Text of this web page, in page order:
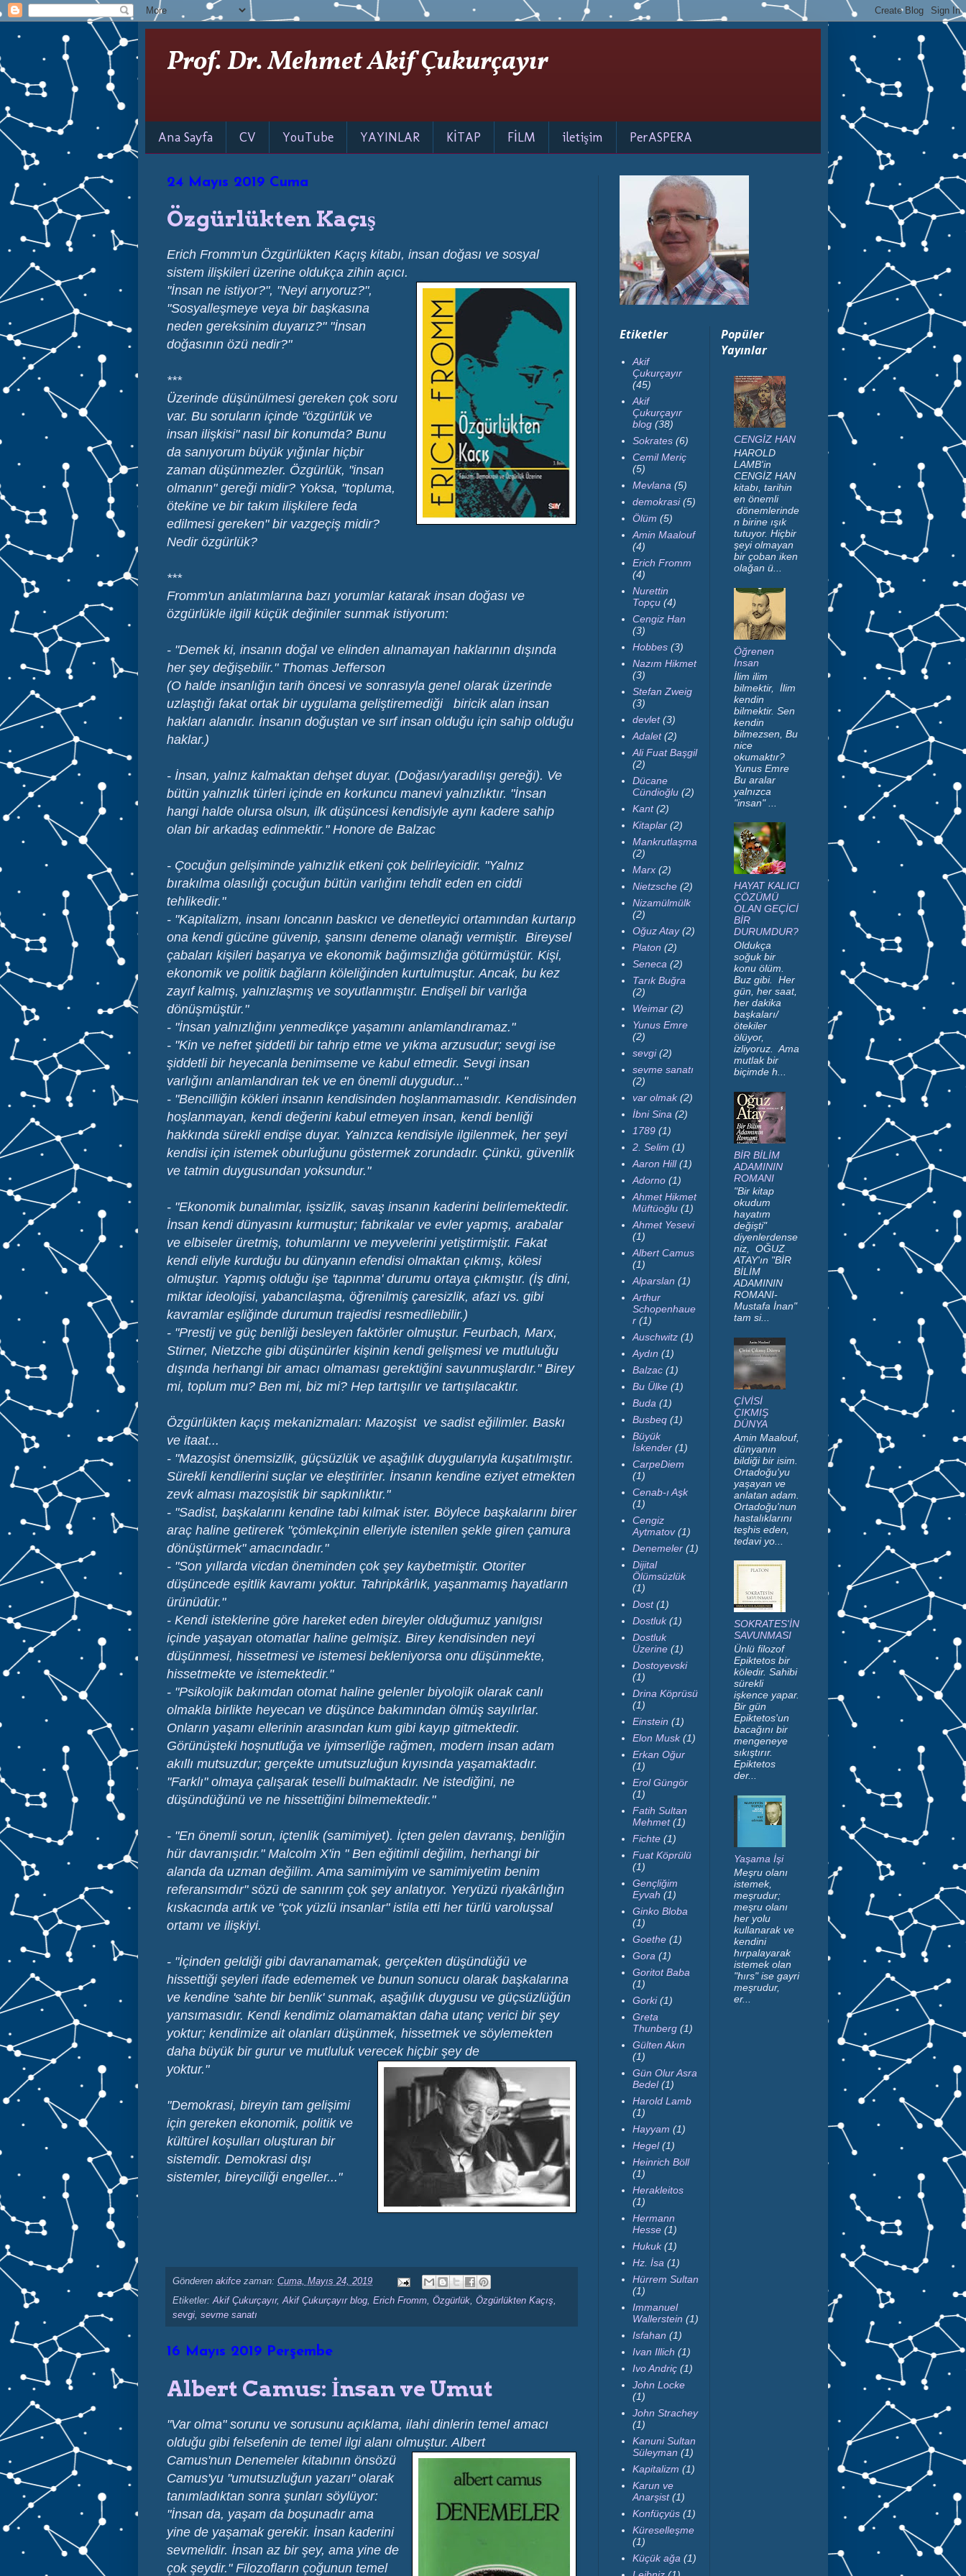
Prof. Dr. Mehmet Akif Çukurçayır
Ana Sayfa CV YouTube YAYINLAR KİTAP FİLM iletişim PerASPERA
24 Mayıs 2019 Cuma
Özgürlükten Kaçış
Erich Fromm'un Özgürlükten Kaçış kitabı, insan doğası ve sosyal
sistem ilişkileri üzerine oldukça zihin açıcı.
"İnsan ne istiyor?", "Neyi arıyoruz?",
"Sosyalleşmeye veya bir başkasına
neden gereksinim duyarız?" "İnsan
doğasının özü nedir?"
***
Üzerinde düşünülmesi gereken çok soru
var. Bu soruların içinde "özgürlük ve
insan ilişkisi" nasıl bir konumda? Bunu
da sanıyorum büyük yığınlar hiçbir
zaman düşünmezler. Özgürlük, "insan
olmanın" gereği midir? Yoksa, "topluma,
ötekine ve bir takım ilişkilere feda
edilmesi gereken" bir vazgeçiş midir?
Nedir özgürlük?
***
Fromm'un anlatımlarına bazı yorumlar katarak insan doğası ve
özgürlükle ilgili küçük değiniler sunmak istiyorum:
- "Demek ki, insanın doğal ve elinden alınamayan haklarının dışında
her şey değişebilir." Thomas Jefferson
(O halde insanlığın tarih öncesi ve sonrasıyla genel olarak üzerinde
uzlaştığı fakat ortak bir uygulama geliştiremediği biricik alan insan
hakları alanıdır. İnsanın doğuştan ve sırf insan olduğu için sahip olduğu
haklar.)
- İnsan, yalnız kalmaktan dehşet duyar. (Doğası/yaradılışı gereği). Ve
bütün yalnızlık türleri içinde en korkuncu manevi yalnızlıktır. "İnsan
hangi halde olursa olsun, ilk düşüncesi kendisiyle aynı kadere sahip
olan bir arkadaş edinmektir." Honore de Balzac
- Çocuğun gelişiminde yalnızlık etkeni çok belirleyicidir. "Yalnız
bırakılma olasılığı çocuğun bütün varlığını tehdit eden en ciddi
tehlikedir."
- "Kapitalizm, insanı loncanın baskıcı ve denetleyici ortamından kurtarıp
ona kendi gücüne güvenip, şansını deneme olanağı vermiştir. Bireysel
çabaları kişileri başarıya ve ekonomik bağımsızlığa götürmüştür. Kişi,
ekonomik ve politik bağların köleliğinden kurtulmuştur. Ancak, bu kez
zayıf kalmış, yalnızlaşmış ve soyutlanmıştır. Endişeli bir varlığa
dönüşmüştür."
- "İnsan yalnızlığını yenmedikçe yaşamını anlamlandıramaz."
- "Kin ve nefret şiddetli bir tahrip etme ve yıkma arzusudur; sevgi ise
şiddetli bir heyecanla benimseme ve kabul etmedir. Sevgi insan
varlığını anlamlandıran tek ve en önemli duygudur..."
- "Bencilliğin kökleri insanın kendisinden hoşlanmamasıdır. Kendisinden
hoşlanmayan, kendi değerini kabul etmeyen insan, kendi benliği
hakkında sürekli endişe duyar. Yalnızca kendisiyle ilgilenmek, her şeyi
kendisi için istemek oburluğunu göstermek zorundadır. Çünkü, güvenlik
ve tatmin duygusundan yoksundur."
- "Ekonomik bunalımlar, işsizlik, savaş insanın kaderini belirlemektedir.
İnsan kendi dünyasını kurmuştur; fabrikalar ve evler yapmış, arabalar
ve elbiseler üretmiş, tohumlarını ve meyvelerini yetiştirmiştir. Fakat
kendi eliyle kurduğu bu dünyanın efendisi olmaktan çıkmış, kölesi
olmuştur. Yapmış olduğu işe 'tapınma' durumu ortaya çıkmıştır. (İş dini,
miktar ideolojisi, yabancılaşma, öğrenilmiş çaresizlik, afazi vs. gibi
kavramlar eşliğinde durumun trajedisi resmedilebilir.)
- "Prestij ve güç benliği besleyen faktörler olmuştur. Feurbach, Marx,
Stirner, Nietzche gibi düşünürler kişinin kendi gelişmesi ve mutluluğu
dışında herhangi bir amacı olmaması gerektiğini savunmuşlardır." Birey
mi, toplum mu? Ben mi, biz mi? Hep tartışılır ve tartışılacaktır.
Özgürlükten kaçış mekanizmaları: Mazoşist ve sadist eğilimler. Baskı
ve itaat...
- "Mazoşist önemsizlik, güçsüzlük ve aşağılık duygularıyla kuşatılmıştır.
Sürekli kendilerini suçlar ve eleştirirler. İnsanın kendine eziyet etmekten
zevk alması mazoşistik bir sapkınlıktır."
- "Sadist, başkalarını kendine tabi kılmak ister. Böylece başkalarını birer
araç haline getirerek "çömlekçinin elleriyle istenilen şekle giren çamura
dönüştürmek" amacındadır."
- "Son yıllarda vicdan öneminden çok şey kaybetmiştir. Otoriter
düşüncede eşitlik kavramı yoktur. Tahripkârlık, yaşanmamış hayatların
ürünüdür."
- Kendi isteklerine göre hareket eden bireyler olduğumuz yanılgısı
içinde yaşayan otomatlar haline gelmişiz. Birey kendisinden neyi
düşünmesi, hissetmesi ve istemesi bekleniyorsa onu düşünmekte,
hissetmekte ve istemektedir."
- "Psikolojik bakımdan otomat haline gelenler biyolojik olarak canlı
olmakla birlikte heyecan ve düşünce bakımından ölmüş sayılırlar.
Onların yaşamı ellerinin arasından kum gibi kayıp gitmektedir.
Görünüşteki hoşnutluğa ve iyimserliğe rağmen, modern insan adam
akıllı mutsuzdur; gerçekte umutsuzluğun kıyısında yaşamaktadır.
"Farklı" olmaya çalışarak teselli bulmaktadır. Ne istediğini, ne
düşündüğünü ve ne hissettiğini bilmemektedir."
- "En önemli sorun, içtenlik (samimiyet). İçten gelen davranış, benliğin
hür davranışıdır." Malcolm X'in " Ben eğitimli değilim, herhangi bir
alanda da uzman değilim. Ama samimiyim ve samimiyetim benim
referansımdır" sözü de sanırım çok şey anlatıyor. Yeryüzü riyakârlığın
kıskacında artık ve "çok yüzlü insanlar" istila etti her türlü varoluşsal
ortamı ve ilişkiyi.
- "İçinden geldiği gibi davranamamak, gerçekten düşündüğü ve
hissettiği şeyleri ifade edememek ve bunun sonucu olarak başkalarına
ve kendine 'sahte bir benlik' sunmak, aşağılık duygusu ve güçsüzlüğün
yansımasıdır. Kendi kendimiz olamamaktan daha utanç verici bir şey
yoktur; kendimize ait olanları düşünmek, hissetmek ve söylemekten
daha büyük bir gurur ve mutluluk verecek hiçbir şey de
yoktur."
"Demokrasi, bireyin tam gelişimi
için gereken ekonomik, politik ve
kültürel koşulları oluşturan bir
sistemdir. Demokrasi dışı
sistemler, bireyciliği engeller..."
Gönderen akifce zaman: Cuma, Mayıs 24, 2019
Etiketler:Akif Çukurçayır,Akif Çukurçayır blog, Erich Fromm, Özgürlük, Özgürlükten Kaçış,
sevgi, sevme sanatı
16 Mayıs 2019 Perşembe
Albert Camus: İnsan ve Umut
"Var olma" sorunu ve sorusunu açıklama, ilahi dinlerin temel amacı
olduğu gibi felsefenin de temel ilgi alanı olmuştur. Albert
Camus'nun Denemeler kitabının önsözü
Camus'yu "umutsuzluğun yazarı" olarak
tanımladıktan sonra şunları söylüyor:
"İnsan da, yaşam da boşunadır ama
yine de yaşamak gerekir. İnsan kaderini
sevmelidir. İnsan az bir şey, ama yine de
çok şeydir." Filozofların çoğunun temel
Etiketler
Akif
Çukurçayır
(45)
Akif
Çukurçayır
blog (38)
Sokrates (6)
Cemil Meriç
(5)
Mevlana (5)
demokrasi (5)
Ölüm (5)
Amin Maalouf
(4)
Erich Fromm
(4)
Nurettin
Topçu (4)
Cengiz Han
(3)
Hobbes (3)
Nazım Hikmet
(3)
Stefan Zweig
(3)
devlet (3)
Adalet (2)
Ali Fuat Başgil
(2)
Dücane
Cündioğlu (2)
Kant (2)
Kitaplar (2)
Mankrutlaşma
(2)
Marx (2)
Nietzsche (2)
Nizamülmülk
(2)
Oğuz Atay (2)
Platon (2)
Seneca (2)
Tarık Buğra
(2)
Weimar (2)
Yunus Emre
(2)
sevgi (2)
sevme sanatı
(2)
var olmak (2)
İbni Sina (2)
1789 (1)
2. Selim (1)
Aaron Hill (1)
Adorno (1)
Ahmet Hikmet
Müftüoğlu (1)
Ahmet Yesevi
(1)
Albert Camus
(1)
Alparslan (1)
Arthur
Schopenhaue
r (1)
Auschwitz (1)
Aydın (1)
Balzac (1)
Bu Ülke (1)
Buda (1)
Busbeq (1)
Büyük
İskender (1)
CarpeDiem
(1)
Cenab-ı Aşk
(1)
Cengiz
Aytmatov (1)
Denemeler (1)
Dijital
Ölümsüzlük
(1)
Dost (1)
Dostluk (1)
Dostluk
Üzerine (1)
Dostoyevski
(1)
Drina Köprüsü
(1)
Einstein (1)
Elon Musk (1)
Erkan Oğur
(1)
Erol Güngör
(1)
Fatih Sultan
Mehmet (1)
Fichte (1)
Fuat Köprülü
(1)
Gençliğim
Eyvah (1)
Ginko Bloba
(1)
Goethe (1)
Gora (1)
Goritot Baba
(1)
Gorki (1)
Greta
Thunberg (1)
Gülten Akın
(1)
Gün Olur Asra
Bedel (1)
Harold Lamb
(1)
Hayyam (1)
Hegel (1)
Heinrich Böll
(1)
Herakleitos
(1)
Hermann
Hesse (1)
Hukuk (1)
Hz. İsa (1)
Hürrem Sultan
(1)
Immanuel
Wallerstein (1)
Isfahan (1)
Ivan Illich (1)
Ivo Andriç (1)
John Locke
(1)
John Strachey
(1)
Kanuni Sultan
Süleyman (1)
Kapitalizm (1)
Karun ve
Anarşist (1)
Konfüçyüs (1)
Küreselleşme
(1)
Küçük ağa (1)
Popüler
Yayınlar
CENGİZ HAN
HAROLD
LAMB'in
CENGİZ HAN
kitabı, tarihin
en önemli
dönemlerinde
n birine ışık
tutuyor. Hiçbir
şeyi olmayan
bir çoban iken
olağan ü...
Öğrenen
İnsan
İlim ilim
bilmektir, İlim
kendin
bilmektir. Sen
kendin
bilmezsen, Bu
nice
okumaktır?
Yunus Emre
Bu aralar
yalnızca
"insan" ...
HAYAT KALICI
ÇÖZÜMÜ
OLAN GEÇİCİ
BİR
DURUMDUR?
Oldukça
soğuk bir
konu ölüm.
Buz gibi. Her
gün, her saat,
her dakika
başkaları/
ötekiler
ölüyor,
izliyoruz. Ama
mutlak bir
biçimde h...
BİR BİLİM
ADAMININ
ROMANI
"Bir kitap
okudum
hayatım
değişti"
diyenlerdense
niz, OĞUZ
ATAY'ın "BİR
BİLİM
ADAMININ
ROMANI-
Mustafa İnan"
tam si...
ÇİVİSİ
ÇIKMIŞ
DÜNYA
Amin Maalouf,
dünyanın
bildiği bir isim.
Ortadoğu'yu
yaşayan ve
anlatan adam.
Ortadoğu'nun
hastalıklarını
teşhis eden,
tedavi yo...
SOKRATES'İN
SAVUNMASI
Ünlü filozof
Epiktetos bir
köledir. Sahibi
sürekli
işkence yapar.
Bir gün
Epiktetos'un
bacağını bir
mengeneye
sıkıştırır.
Epiktetos
der...
Yaşama İşi
Meşru olanı
istemek,
meşrudur;
meşru olanı
her yolu
kullanarak ve
kendini
hırpalayarak
istemek olan
"hırs" ise gayri
meşrudur,
er...